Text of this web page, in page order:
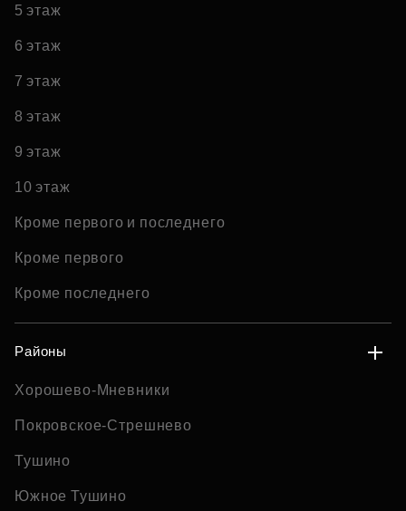
5 этаж
6 этаж
7 этаж
8 этаж
9 этаж
10 этаж
Кроме первого и последнего
Кроме первого
Кроме последнего
Районы
Хорошево-Мневники
Покровское-Стрешнево
Тушино
Южное Тушино